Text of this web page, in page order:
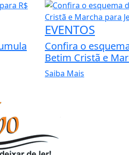
EVENTOS
Confira o
Betim Cristã e
Saiba Mais